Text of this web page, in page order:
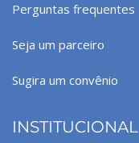
Perguntas frequentes
Seja um parceiro
Sugira um convênio
INSTITUCIONAL